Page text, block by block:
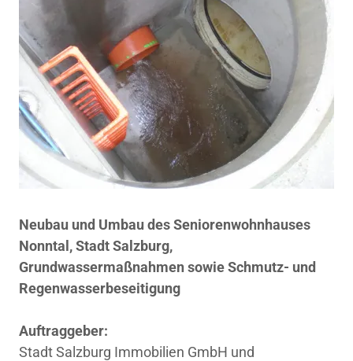
Neubau und Umbau des Seniorenwohnhauses
Nonntal, Stadt Salzburg,
Grundwassermaßnahmen sowie Schmutz- und
Regenwasserbeseitigung
Auftraggeber:
Stadt Salzburg Immobilien GmbH und